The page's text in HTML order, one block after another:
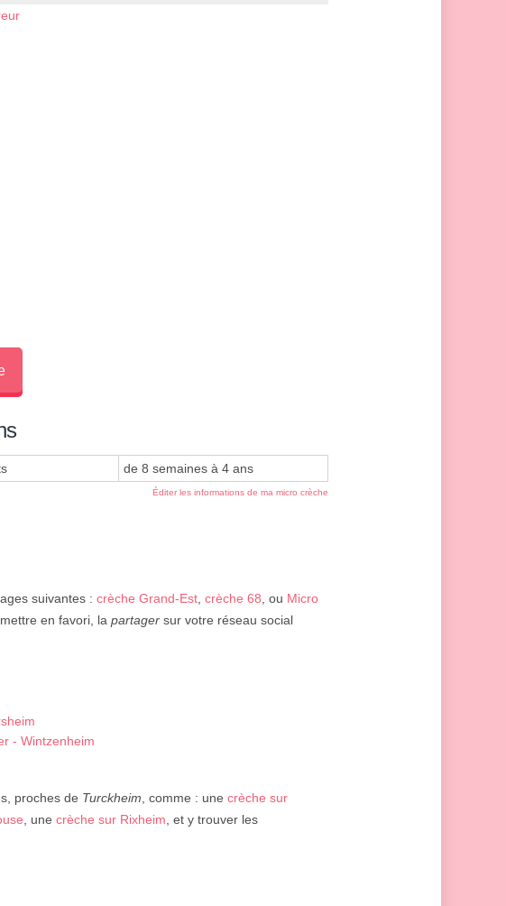
de 8 semaines à 4 ans
Éditer les informations de ma micro crèche
suivantes : crèche Grand-Est, crèche 68, ou Micro
en favori, la partager sur votre réseau social
- Wintzenheim
proches de Turckheim, comme : une crèche sur
, une crèche sur Rixheim, et y trouver les